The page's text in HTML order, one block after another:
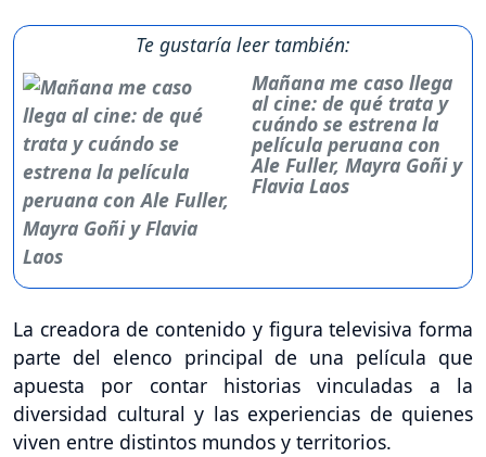
Te gustaría leer también:
Mañana me caso llega
al cine: de qué trata y
cuándo se estrena la
película peruana con
Ale Fuller, Mayra Goñi y
Flavia Laos
La creadora de contenido y figura televisiva forma
parte del elenco principal de una película que
apuesta por contar historias vinculadas a la
diversidad cultural y las experiencias de quienes
viven entre distintos mundos y territorios.